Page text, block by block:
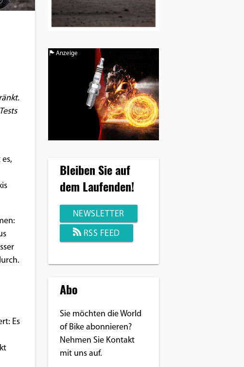
Es
Anzeige
Bleiben Sie auf
dem Laufenden!
NEWSLETTER
RSS FEED
Abo
Sie möchten die World
of Bike abonnieren?
Nehmen Sie Kontakt
mit uns auf.